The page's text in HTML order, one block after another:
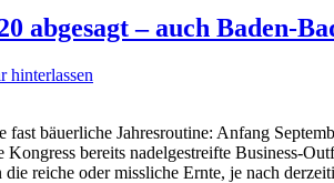
abgesagt – auch Baden-
hinterlassen
fast bäuerliche Jahresroutine: Anfang
Kongress bereits nadelgestreifte Business-
die reiche oder missliche Ernte, je nach